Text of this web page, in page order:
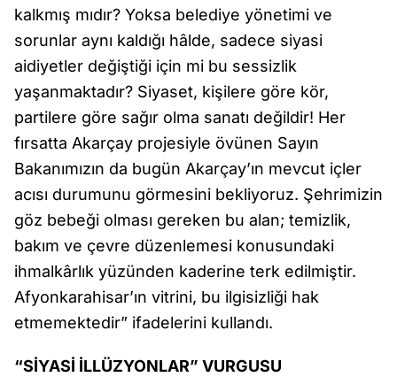
kalkmış mıdır? Yoksa belediye yönetimi ve
sorunlar aynı kaldığı hâlde, sadece siyasi
aidiyetler değiştiği için mi bu sessizlik
yaşanmaktadır? Siyaset, kişilere göre kör,
partilere göre sağır olma sanatı değildir! Her
fırsatta Akarçay projesiyle övünen Sayın
Bakanımızın da bugün Akarçay’ın mevcut içler
acısı durumunu görmesini bekliyoruz. Şehrimizin
göz bebeği olması gereken bu alan; temizlik,
bakım ve çevre düzenlemesi konusundaki
ihmalkârlık yüzünden kaderine terk edilmiştir.
Afyonkarahisar’ın vitrini, bu ilgisizliği hak
etmemektedir” ifadelerini kullandı.
“SİYASİ İLLÜZYONLAR” VURGUSU